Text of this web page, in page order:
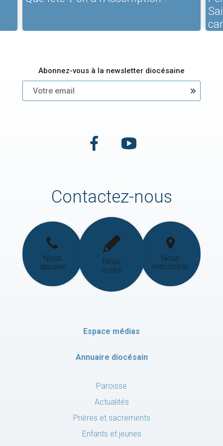
Abonnez-vous à la newsletter diocésaine
Contactez-nous
Nous
appeler
Nous
écrire
Nous
rencontrer
Espace médias
Annuaire diocésain
Paroisse
Actualités
Prières et sacrements
Enfants et jeunes